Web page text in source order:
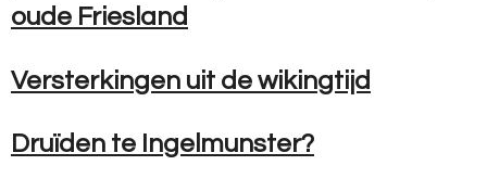
oude Friesland
Versterkingen uit de wikingtijd
Druïden te Ingelmunster?